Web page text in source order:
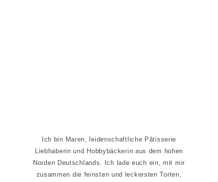
Ich bin Maren, leidenschaftliche Pâtisserie
Liebhaberin und Hobbybäckerin aus dem hohen
Norden Deutschlands. Ich lade euch ein, mit mir
zusammen die feinsten und leckersten Torten,